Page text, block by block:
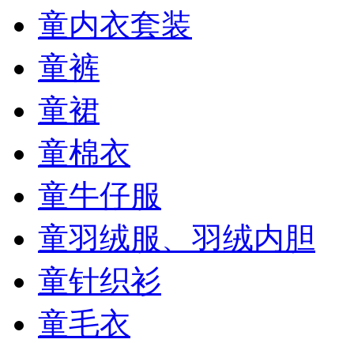
童内衣套装
童裤
童裙
童棉衣
童牛仔服
童羽绒服、羽绒内胆
童针织衫
童毛衣